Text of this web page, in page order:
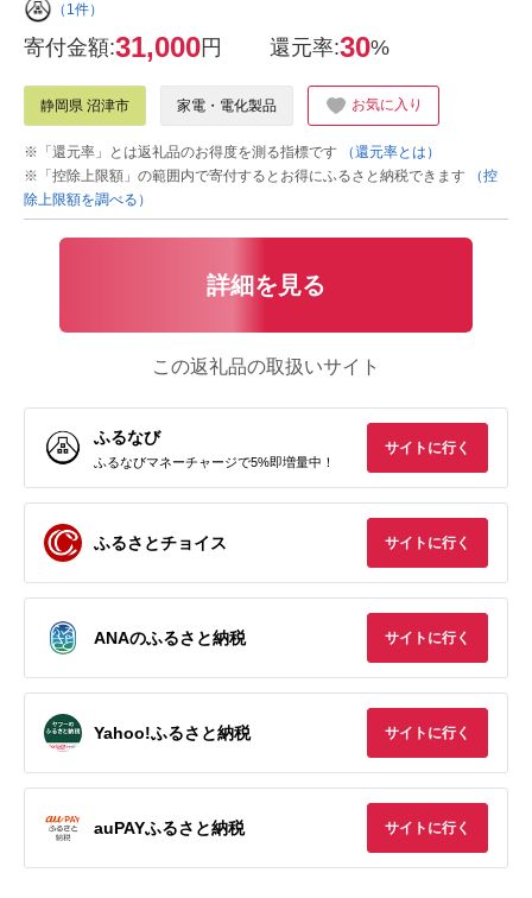
（1件）
寄付金額:31,000円 還元率:30%
静岡県 沼津市 家電・電化製品 お気に入り
※「還元率」とは返礼品のお得度を測る指標です
（還元率とは）
※「控除上限額」の範囲内で寄付するとお得にふるさと納税できます
（控
除上限額を調べる）
詳細を見る
この返礼品の取扱いサイト
ふるなび
ふるなびマネーチャージで5%即増量中！
サイトに行く
ふるさとチョイス サイトに行く
ANAのふるさと納税 サイトに行く
Yahoo!ふるさと納税 サイトに行く
auPAYふるさと納税 サイトに行く